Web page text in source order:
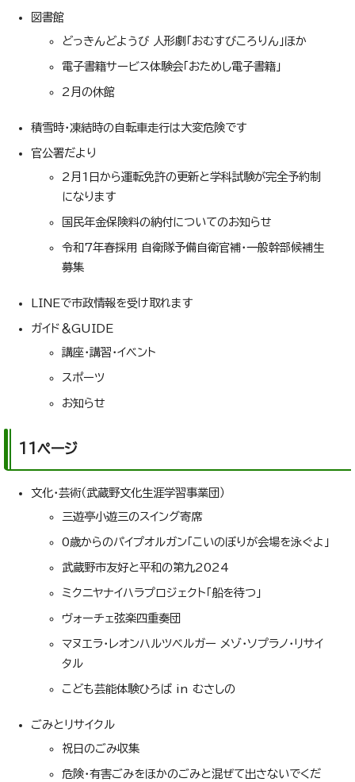
図書館
どっきんどようび 人形劇「おむすびころりん」ほか
電子書籍サービス体験会「おためし電子書籍」
2月の休館
積雪時・凍結時の自転車走行は大変危険です
官公署だより
2月1日から運転免許の更新と学科試験が完全予約制
になります
国民年金保険料の納付についてのお知らせ
令和7年春採用 自衛隊予備自衛官補・一般幹部候補生
募集
LINEで市政情報を受け取れます
ガイド＆GUIDE
講座・講習・イベント
スポーツ
お知らせ
11ページ
文化・芸術（武蔵野文化生涯学習事業団）
三遊亭小遊三のスイング寄席
0歳からのパイプオルガン「こいのぼりが会場を泳ぐよ」
武蔵野市友好と平和の第九2024
ミクニヤナイハラプロジェクト「船を待つ」
ヴォーチェ弦楽四重奏団
マヌエラ・レオンハルツベルガー メゾ・ソプラノ・リサイ
タル
こども芸能体験ひろば in むさしの
ごみとリサイクル
祝日のごみ収集
危険・有害ごみをほかのごみと混ぜて出さないでくだ